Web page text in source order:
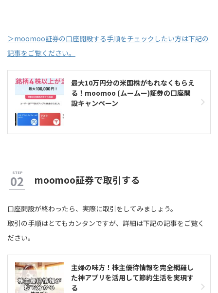
＞moomoo証券の口座開設する手順をチェックしたい方は下記の
記事をご覧ください。
最大10万円分の米国株がもれなくもらえ
る！moomoo (ムームー)証券の口座開
設キャンペーン
moomoo証券で取引する
口座開設が終わったら、実際に取引をしてみましょう。
取引の手順はとてもカンタンですが、詳細は下記の記事をご覧く
ださい。
主婦の味方！株主優待情報を完全網羅し
た神アプリを活用して節約生活を実現す
る